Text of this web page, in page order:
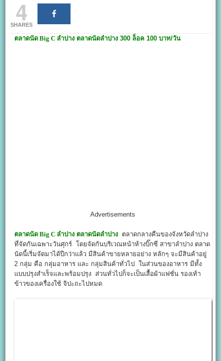
4
SHARES
ตลาดนัด Big C ลำปาง ตลาดนัดลำปาง 300 ล็อค 100 บาท/วัน
Advertisements
ตลาดนัด Big C ลำปาง ตลาดนัดลำปาง ตลาดกลางคืนของจังหวัดลำปาง
ที่จัดกันเฉพาะวันศุกร์ โดยจัดกันบริเวณหน้าห้างบิ๊กซี สาขาลำปาง ตลาด
นัดนี้เริ่มจัดมาได้ปีกว่าแล้ว มีสินค้าขายหลายอย่าง หลักๆ จะมีสินค้าอยู่
2 กลุ่ม คือ กลุ่มอาหาร และ กลุ่มสินค้าทั่วไป ในส่วนของอาหาร มีทั้ง
แบบปรุงสำเร็จและพร้อมปรุง ส่วนทั่วไปก็จะเป็นเสื้อผ้าแฟชั่น รองเท้า
ข้าวของเครื่องใช้ จิปะถะไปหมด